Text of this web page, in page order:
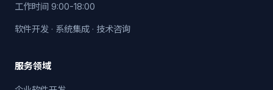
工作时间 9:00-18:00
软件开发 · 系统集成 · 技术咨询
服务领域